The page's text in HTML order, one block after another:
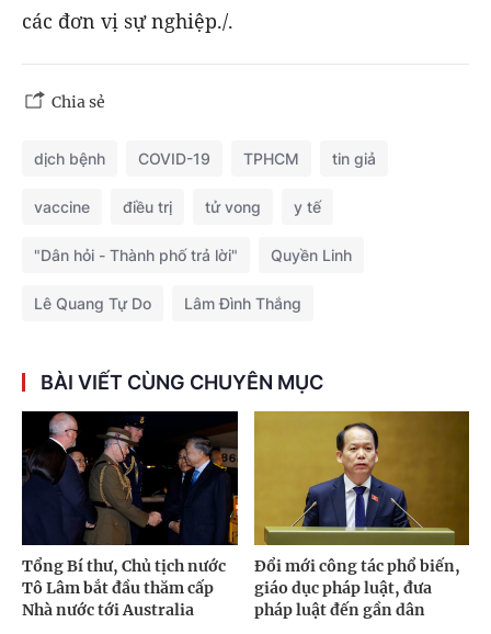
các đơn vị sự nghiệp./.
Chia sẻ
dịch bệnh COVID-19 TPHCM tin giả
vaccine điều trị tử vong y tế
"Dân hỏi - Thành phố trả lời" Quyền Linh
Lê Quang Tự Do Lâm Đình Thắng
BÀI VIẾT CÙNG CHUYÊN MỤC
Tổng Bí thư, Chủ tịch nước
Tô Lâm bắt đầu thăm cấp
Nhà nước tới Australia
Đổi mới công tác phổ biến,
giáo dục pháp luật, đưa
pháp luật đến gần dân